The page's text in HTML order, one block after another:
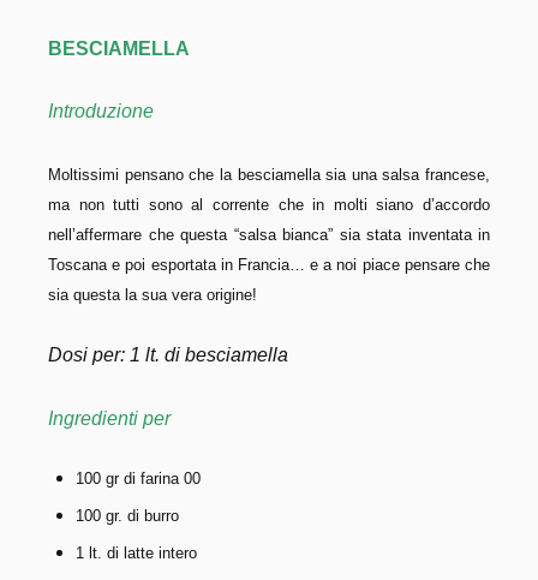
BESCIAMELLA
Introduzione
Moltissimi pensano che la besciamella sia una salsa francese,
ma non tutti sono al corrente che in molti siano d’accordo
nell’affermare che questa “salsa bianca” sia stata inventata in
Toscana e poi esportata in Francia… e a noi piace pensare che
sia questa la sua vera origine!
Dosi per: 1 lt. di besciamella
Ingredienti per
100 gr di farina 00
100 gr. di burro
1 lt. di latte intero